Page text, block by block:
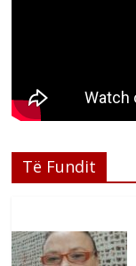
Të Fundit